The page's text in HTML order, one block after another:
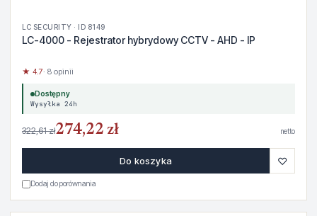
LC SECURITY · ID 8149
LC-4000 - Rejestrator hybrydowy CCTV - AHD - IP
★ 4.7· 8 opinii
Dostępny
Wysyłka 24h
322,61 zł274,22 zł netto
Do koszyka ♡
Dodaj do porównania